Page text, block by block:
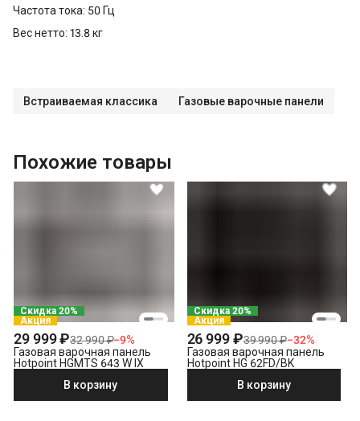
Частота тока: 50 Гц
Вес нетто: 13.8 кг
Встраиваемая классика Газовые варочные панели
Похожие товары
Скидка 20%
Акция
29 999 ₽32 990 ₽−9%
Газовая варочная панель
Hotpoint HGMTS 643 W IX
В корзину
Скидка 20%
Акция
26 999 ₽39 990 ₽−32%
Газовая варочная панель
Hotpoint HG 62FD/BK
В корзину